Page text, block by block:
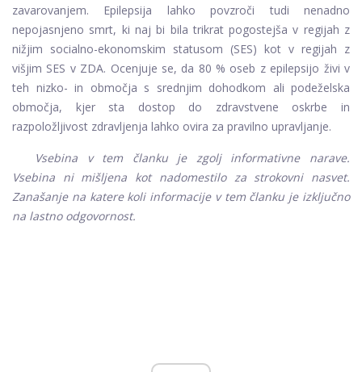
zavarovanjem. Epilepsija lahko povzroči tudi nenadno
nepojasnjeno smrt, ki naj bi bila trikrat pogostejša v regijah z
nižjim socialno-ekonomskim statusom (SES) kot v regijah z
višjim SES v ZDA. Ocenjuje se, da 80 % oseb z epilepsijo živi v
teh nizko- in območja s srednjim dohodkom ali podeželska
območja, kjer sta dostop do zdravstvene oskrbe in
razpoložljivost zdravljenja lahko ovira za pravilno upravljanje.
Vsebina v tem članku je zgolj informativne narave.
Vsebina ni mišljena kot nadomestilo za strokovni nasvet.
Zanašanje na katere koli informacije v tem članku je izključno
na lastno odgovornost.